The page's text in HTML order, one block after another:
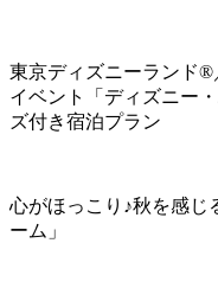
東京ディズニーランド
イベント「ディズニー
ズ付き宿泊プラン
心がほっこり♪秋を感じ
ーム」